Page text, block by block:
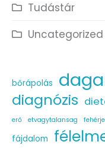
Tudástár
Uncategorized
bőrápolás
diagnózis
erő etvagytalansag
fájdalom